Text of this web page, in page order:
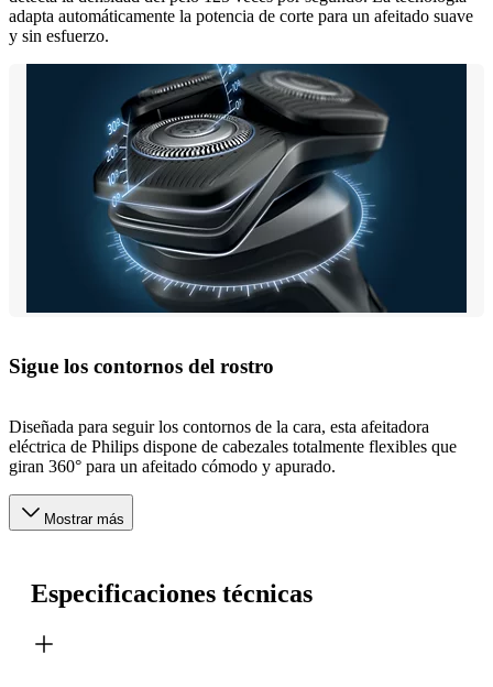
adapta automáticamente la potencia de corte para un afeitado suave
y sin esfuerzo.
Sigue los contornos del rostro
Diseñada para seguir los contornos de la cara, esta afeitadora
eléctrica de Philips dispone de cabezales totalmente flexibles que
giran 360° para un afeitado cómodo y apurado.
Mostrar más
Especificaciones técnicas